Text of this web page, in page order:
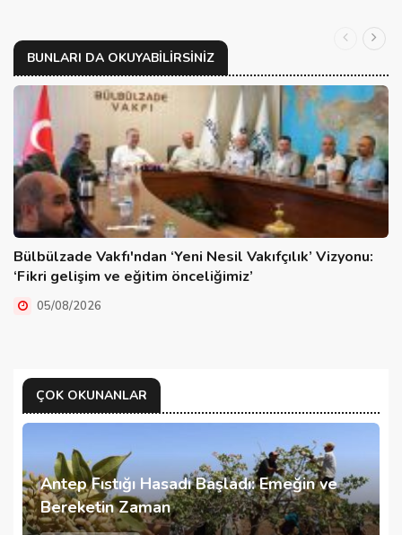
BUNLARI DA OKUYABILIRSINIZ
Bülbülzade Vakfı'ndan ‘Yeni Nesil Vakıfçılık’ Vizyonu:
‘Fikri gelişim ve eğitim önceliğimiz’
05/08/2026
ÇOK OKUNANLAR
Antep Fıstığı Hasadı Başladı: Emeğin ve
Bereketin Zaman